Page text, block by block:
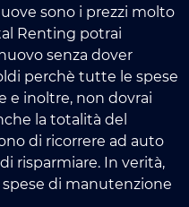
sono i prezzi molto
Renting potrai
senza dover
perchè tutte le spese
e inoltre, non dovrai
la totalità del
di ricorrere ad auto
risparmiare. In verità,
di manutenzione